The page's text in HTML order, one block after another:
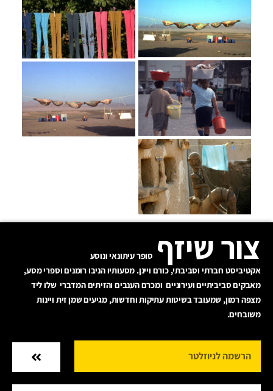
צור שיזף סופר עיתונאי ונוסע
אקטיביסט חברתי וסביבתי, כורם ויינן. מסעותיו הניבו רומנים וספרי מסע,
מאבקים סביביתיים ועירוניים ומכרם הענבים והזיתים המדברי שלו ליד
מצפה רמון, שמעובד בשיטות עתיקות וחדשות, מגיעים שמן זית ויינות
משובחים.